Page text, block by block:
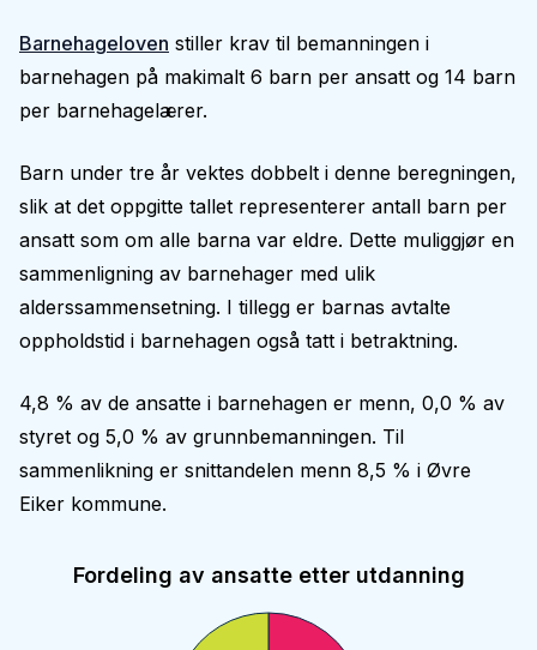
Barnehageloven stiller krav til bemanningen i
barnehagen på makimalt 6 barn per ansatt og 14 barn
per barnehagelærer.
Barn under tre år vektes dobbelt i denne beregningen,
slik at det oppgitte tallet representerer antall barn per
ansatt som om alle barna var eldre. Dette muliggjør en
sammenligning av barnehager med ulik
alderssammensetning. I tillegg er barnas avtalte
oppholdstid i barnehagen også tatt i betraktning.
4,8 % av de ansatte i barnehagen er menn, 0,0 % av
styret og 5,0 % av grunnbemanningen. Til
sammenlikning er snittandelen menn 8,5 % i Øvre
Eiker kommune.
Fordeling av ansatte etter utdanning